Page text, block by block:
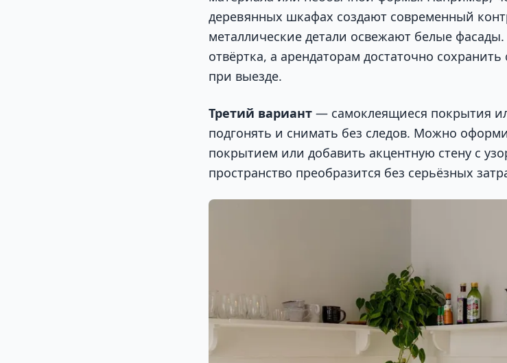
деревянных шкафах создают современный
металлические детали освежают белые
отвёртка, а арендаторам достаточно
при выезде.
Третий вариант — самоклеящиеся покрытия
подгонять и снимать без следов. Можно
покрытием или добавить акцентную стену с
пространство преобразится без серьёзных